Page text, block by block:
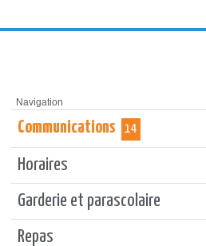
Navigation
Communications 14
Horaires
Garderie et parascolaire
Repas